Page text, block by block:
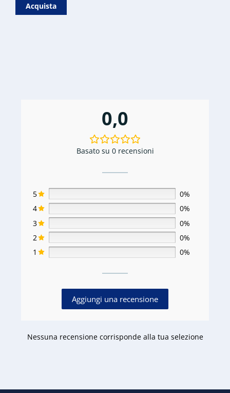
era:
Acquista
0,0
Basato su 0 recensioni
5
0%
4
0%
3
0%
2
0%
1
0%
Aggiungi una recensione
Nessuna recensione corrisponde alla tua selezione